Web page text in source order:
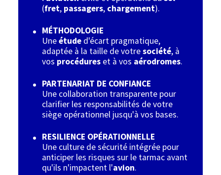
(fret, passagers, chargement).
MÉTHODOLOGIE
Uneétude d'écart pragmatique,
adaptée à la taille de votresociété, à
vos procédures et à vos aérodromes.
PARTENARIAT DE CONFIANCE
Une collaboration transparente pour
clarifier les responsabilités de votre
siège opérationnel jusqu'à vos bases.
RESILIENCE OPÉRATIONNELLE
Une culture de sécurité intégrée pour
anticiper les risques sur le tarmac avant
qu'ils n'impactent l'avion.